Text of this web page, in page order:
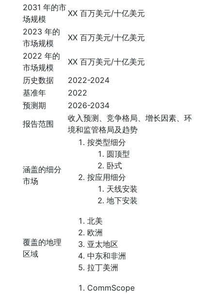
2031 年的市
场规模
XX 百万美元/十亿美元
2023 年的
市场规模
XX 百万美元/十亿美元
2022 年的
市场规模
XX 百万美元/十亿美元
历史数据
2022-2024
基准年
2022
预测期
2026-2034
报告范围
收入预测、竞争格局、增长因素、环
境和监管格局及趋势
涵盖的细分
市场
按类型细分
圆顶型
卧式
按应用细分
天线安装
地下安装
覆盖的地理
区域
北美
欧洲
亚太地区
中东和非洲
拉丁美洲
CommScope